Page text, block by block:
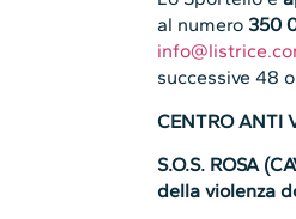
al numero 350
successive 48
CENTRO ANTI
S.O.S. ROSA
della violenza